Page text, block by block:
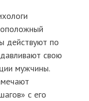
действуют по
свою
мужчины.
с его